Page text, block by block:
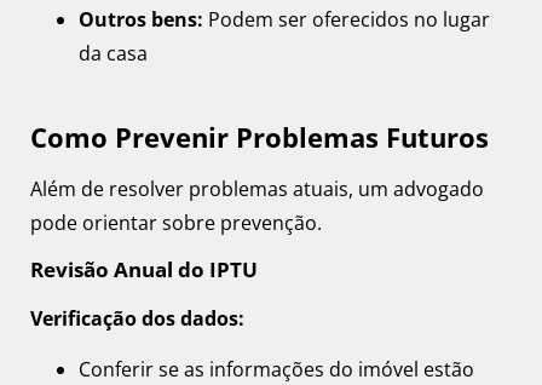
Outros bens: Podem ser oferecidos no lugar
da casa
Como Prevenir Problemas Futuros
Além de resolver problemas atuais, um advogado
pode orientar sobre prevenção.
Revisão Anual do IPTU
Verificação dos dados:
Conferir se as informações do imóvel estão